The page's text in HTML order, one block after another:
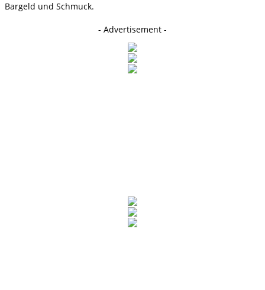
Bargeld und Schmuck.
- Advertisement -